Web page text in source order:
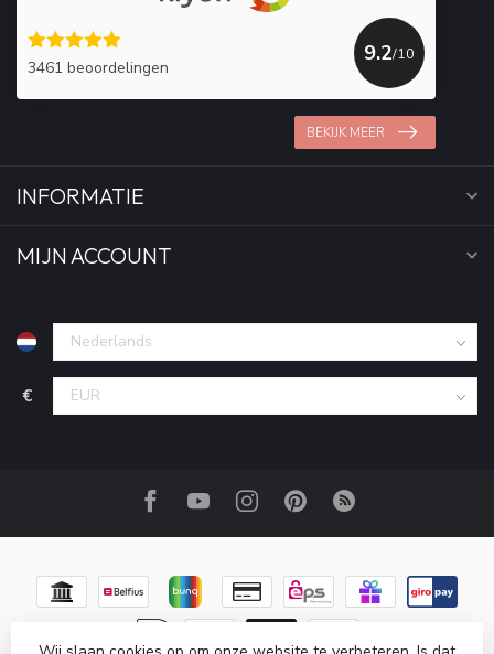
3461 beoordelingen
9.2/10
BEKIJK MEER
INFORMATIE
MIJN ACCOUNT
€